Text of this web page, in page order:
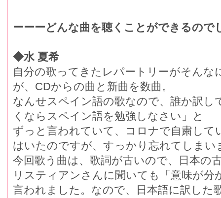
ーーーどんな曲を聴くことができるので
◆水 夏希
自分の歌ってきたレパートリーがそん
が、CDからの曲と新曲を数曲。
なんせスペイン語の歌なので、誰か訳し
くならスペイン語を勉強しなさい」と
ずっと言われていて、コロナで自粛して
はいたのですが、すっかり忘れてしまい
今回歌う曲は、歌詞が古いので、日本の
リスティアンさんに聞いても「意味が分
言われました。なので、日本語に訳した